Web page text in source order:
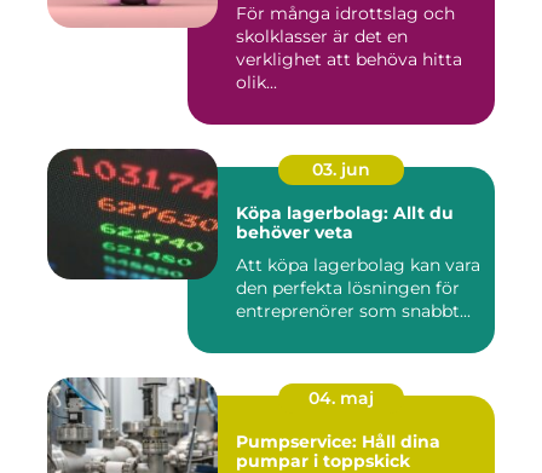
För många idrottslag och
skolklasser är det en
verklighet att behöva hitta
olik...
03. jun
Köpa lagerbolag: Allt du
behöver veta
Att köpa lagerbolag kan vara
den perfekta lösningen för
entreprenörer som snabbt...
04. maj
Pumpservice: Håll dina
pumpar i toppskick